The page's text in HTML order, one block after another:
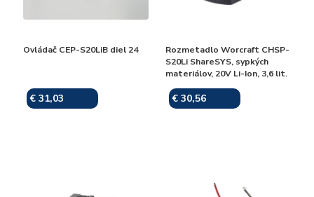
Ovládač CEP-S20LiB diel 24
€ 31,03
Rozmetadlo Worcraft CHSP-
S20Li ShareSYS, sypkých
materiálov, 20V Li-Ion, 3,6 lit.
€ 30,56